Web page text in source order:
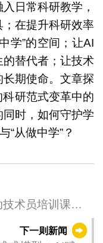
日常科研教学，
在提升科研效率
学”的空间；让AI
替代者；让技术
期使命。文章探
研范式变革中的
时，如何守护学
“从做中学”？
术员培训课程”
下一则新闻